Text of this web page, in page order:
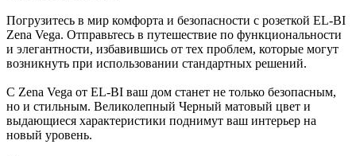
Погрузитесь в мир комфорта и безопасности с розеткой EL-BI
Zena Vega. Отправьтесь в путешествие по функциональности
и элегантности, избавившись от тех проблем, которые могут
возникнуть при использовании стандартных решений.
С Zena Vega от EL-BI ваш дом станет не только безопасным,
но и стильным. Великолепный Черный матовый цвет и
выдающиеся характеристики поднимут ваш интерьер на
новый уровень.